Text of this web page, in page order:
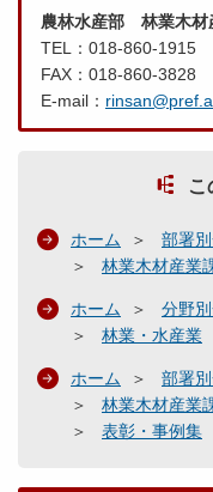
農林水産部 林業木
TEL：018-860-1915
FAX：018-860-3828
E-mail：
こ
ホーム 部署
林業木材産業
ホーム 分野
林業・水産業
ホーム 部署
林業木材産業
表彰・事例集